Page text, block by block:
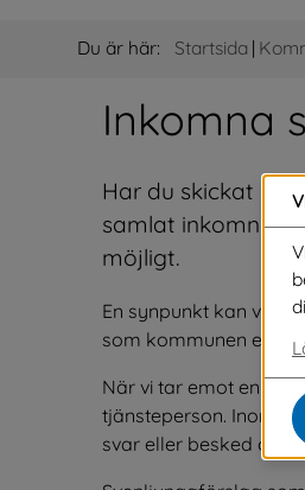
Du är här: Startsida |
Inkomna
Har du skickat in
samlat inkomna
möjligt.
En synpunkt kan vara
som kommunen
När vi tar emot en
tjänsteperson. Inom
svar eller besked om